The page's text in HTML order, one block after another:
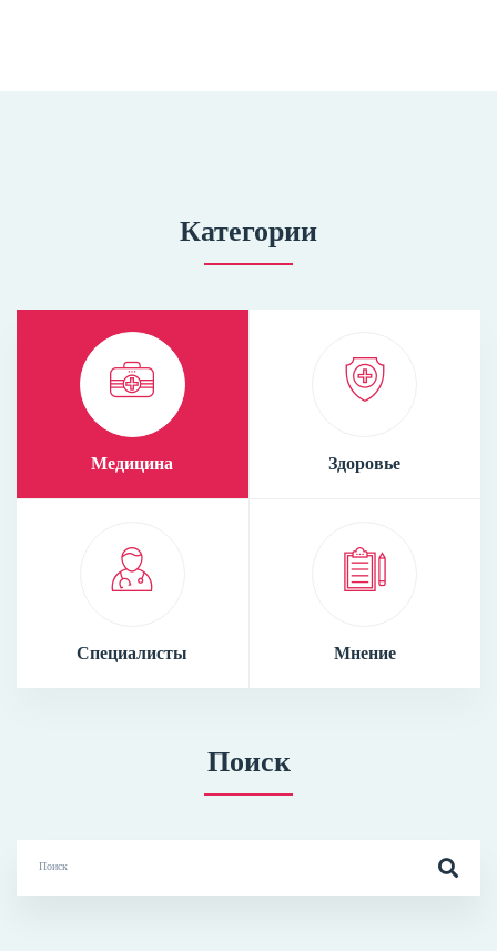
Категории
Медицина Здоровье
Специалисты Мнение
Поиск